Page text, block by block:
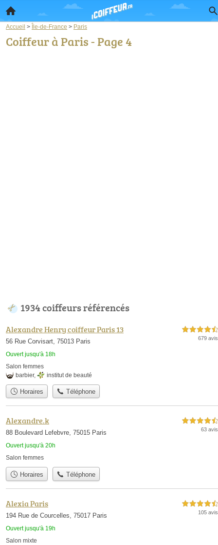
Accueil > Île-de-France > Paris
Coiffeur à Paris - Page 4
1934 coiffeurs référencés
Alexandre Henry coiffeur Paris 13
56 Rue Corvisart, 75013 Paris
Ouvert jusqu'à 18h
4,5 étoiles sur 5
679 avis
Salon femmes
barbier, institut de beauté
Horaires Téléphone
Alexandre.k
88 Boulevard Lefebvre, 75015 Paris
Ouvert jusqu'à 20h
4,5 étoiles sur 5
63 avis
Salon femmes
Horaires Téléphone
Alexia Paris
194 Rue de Courcelles, 75017 Paris
Ouvert jusqu'à 19h
4,5 étoiles sur 5
105 avis
Salon mixte